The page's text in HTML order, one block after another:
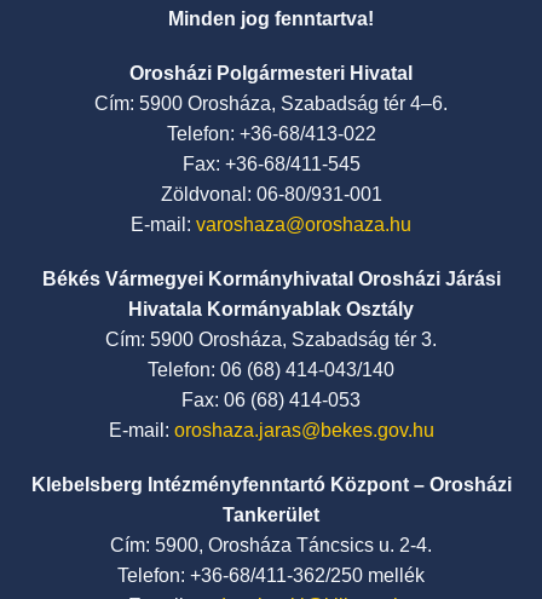
Minden jog fenntartva!
Orosházi Polgármesteri Hivatal
Cím: 5900 Orosháza, Szabadság tér 4–6.
Telefon: +36-68/413-022
Fax: +36-68/411-545
Zöldvonal: 06-80/931-001
E-mail: varoshaza@oroshaza.hu
Békés Vármegyei Kormányhivatal Orosházi Járási
Hivatala Kormányablak Osztály
Cím: 5900 Orosháza, Szabadság tér 3.
Telefon: 06 (68) 414-043/140
Fax: 06 (68) 414-053
E-mail: oroshaza.jaras@bekes.gov.hu
Klebelsberg Intézményfenntartó Központ – Orosházi
Tankerület
Cím: 5900, Orosháza Táncsics u. 2-4.
Telefon: +36-68/411-362/250 mellék